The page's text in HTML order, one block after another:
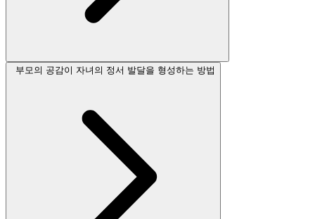
부모의 공감이 자녀의 정서 발달을 형성하는 방법